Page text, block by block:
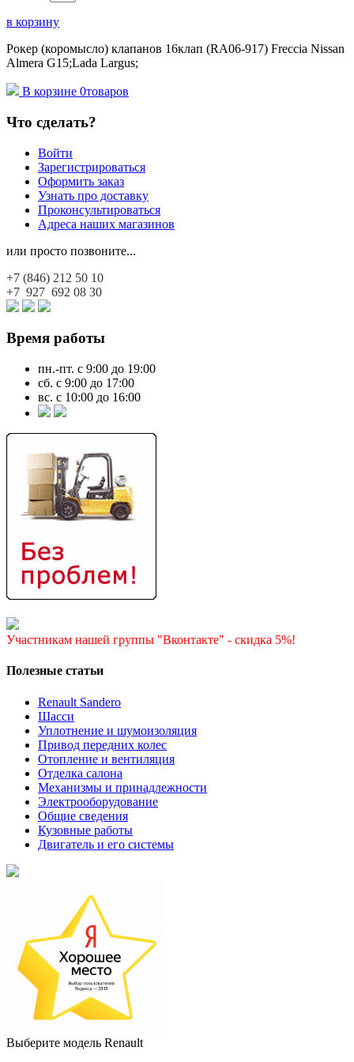
в корзину
Рокер (коромысло) клапанов 16клап (RA06-917) Freccia Nissan
Almera G15;Lada Largus;
В корзине 0товаров
Что сделать?
Войти
Зарегистрироваться
Оформить заказ
Узнать про доставку
Проконсультироваться
Адреса наших магазинов
или просто позвоните...
+7 (846) 212 50 10
+7 927 692 08 30
Время работы
пн.-пт. с 9:00 до 19:00
сб. с 9:00 до 17:00
вс. с 10:00 до 16:00
Участникам нашей группы "Вконтакте" - скидка 5%!
Полезные статьи
Renault Sandero
Шасси
Уплотнение и шумоизоляция
Привод передних колес
Отопление и вентиляция
Отделка салона
Механизмы и принадлежности
Электрооборудование
Общие сведения
Кузовные работы
Двигатель и его системы
Выберите модель Renault